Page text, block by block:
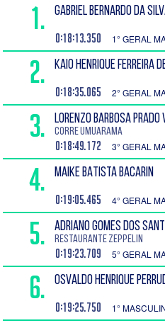
1. GABRIEL BERNARDO DA
0:18:13.350 1° GERAL
2. KAIO HENRIQUE FERREIRA
0:18:35.065 2° GERAL
3. LORENZO BARBOSA PRADO
Corre Umuarama
0:18:49.172 3° GERAL
4. MAIKE BATISTA BACARIN
0:19:05.465 4° GERAL
5. ADRIANO GOMES DOS
Restaurante Zeppelin
0:19:23.709 5° GERAL
6. OSVALDO HENRIQUE
0:19:25.750 1°